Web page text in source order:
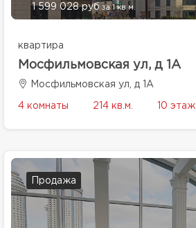
1 599 028 руб за 1 кв.м.
квартира
Мосфильмовская ул, д 1А
Мосфильмовская ул, д 1А
4 комнаты 214 кв.м. 10 этаж
Продажа